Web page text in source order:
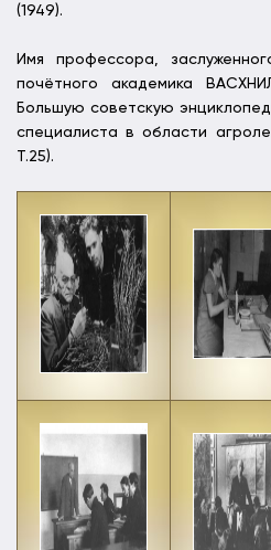
(1949).
Имя профессора,
почётного академика
Большую советскую
специалиста в области
Т.25).